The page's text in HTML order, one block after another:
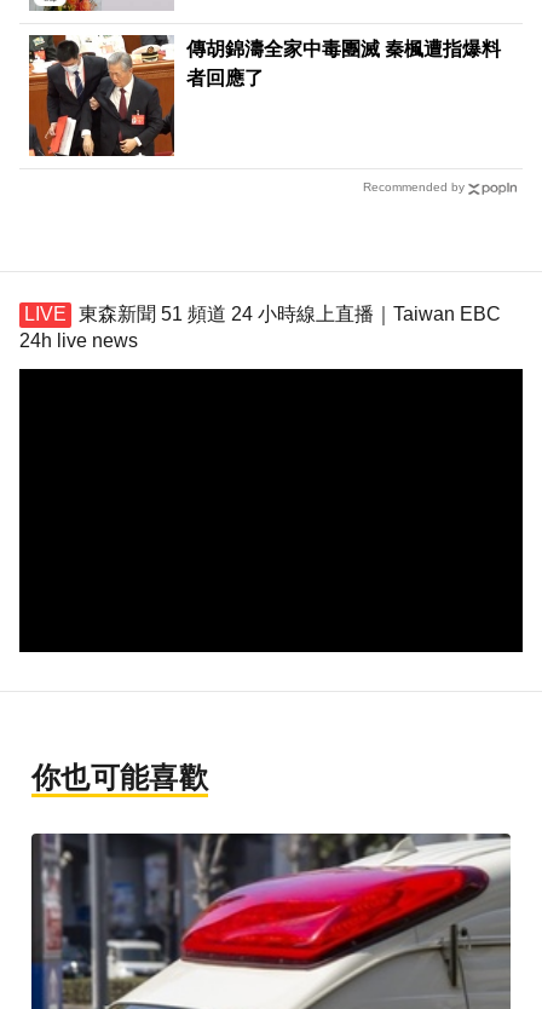
傳胡錦濤全家中毒團滅 秦楓遭指爆料
者回應了
Recommended by
東森新聞 51 頻道 24 小時線上直播｜Taiwan EBC
24h live news
你也可能喜歡